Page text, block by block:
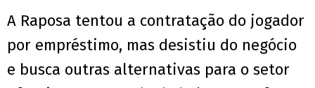
A Raposa tentou a contratação do jogador
por empréstimo, mas desistiu do negócio
e busca outras alternativas para o setor